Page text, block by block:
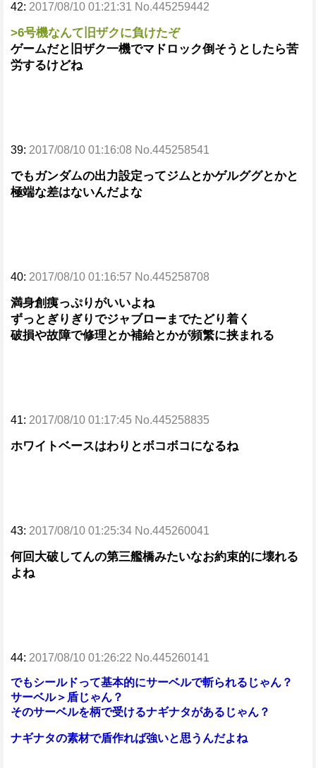
42: 2017/08/10 01:21:31 No.445259442
>6号機なんて旧ザクに負けたぞ
ゲームだと旧ザク一機でマドロック倒そうとしたら苦
労するけどね
39: 2017/08/10 01:16:08 No.445258541
でもガンダムの出力設定ってジムとかゲルググとかと
極端な差はないんだよな
40: 2017/08/10 01:16:57 No.445258708
満身創痍っぷりがいいよね
ずっとぎりぎりでジャブローまでたどり着く
破損や故障で修理とか補給とかが頻繁に挟まれる
41: 2017/08/10 01:17:45 No.445258835
ホワイトベースはわりとボコボコになるね
43: 2017/08/10 01:25:34 No.445260041
何回大破してんの第三艦橋みたいなお約束的に壊れる
よね
44: 2017/08/10 01:26:22 No.445260141
でもシールドって基本的にサーベルで斬られるじゃん？
サーベル＞盾じゃん？
そのサーベルを柄で受けるナギナタがあるじゃん？
ナギナタの素材で盾作れば強いと思うんだよね